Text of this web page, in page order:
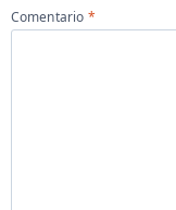
Comentario *